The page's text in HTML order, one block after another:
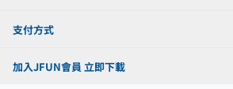
支付方式
加入JFUN會員 立即下載